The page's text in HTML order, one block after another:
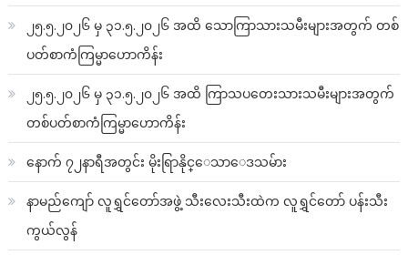
၂၅.၅.၂၀၂၆ မှ ၃၁.၅.၂၀၂၆ အထိ သောကြာသားသမီးများအတွက် တစ်
ပတ်စာကံကြမ္မာဟောကိန်း
၂၅.၅.၂၀၂၆ မှ ၃၁.၅.၂၀၂၆ အထိ ကြာသပတေးသားသမီးများအတွက်
တစ်ပတ်စာကံကြမ္မာဟောကိန်း
နောက် ၇၂နာရီအတွင်း မိုးရြာနိုင္ေသာေဒသမ်ား
နာမည်ကျော် လူရွှင်တော်အဖွဲ့ သီးလေးသီးထဲက လူရွှင်တော် ပန်းသီး
ကွယ်လွန်